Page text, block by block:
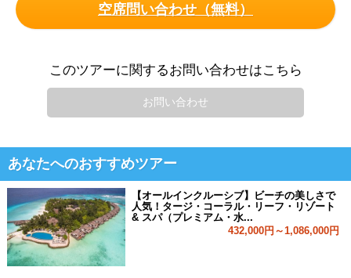
空席問い合わせ（無料）
このツアーに関するお問い合わせはこちら
お問い合わせ
あなたへのおすすめツアー
【オールインクルーシブ】ビーチの美しさで
人気！タージ・コーラル・リーフ・リゾート
& スパ（プレミアム・水...
432,000円～1,086,000円